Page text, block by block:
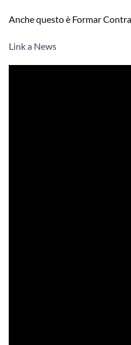
Anche questo è Formar
Link a News